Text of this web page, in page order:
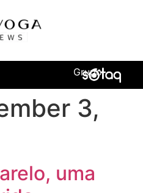
Grupo
3,
uma